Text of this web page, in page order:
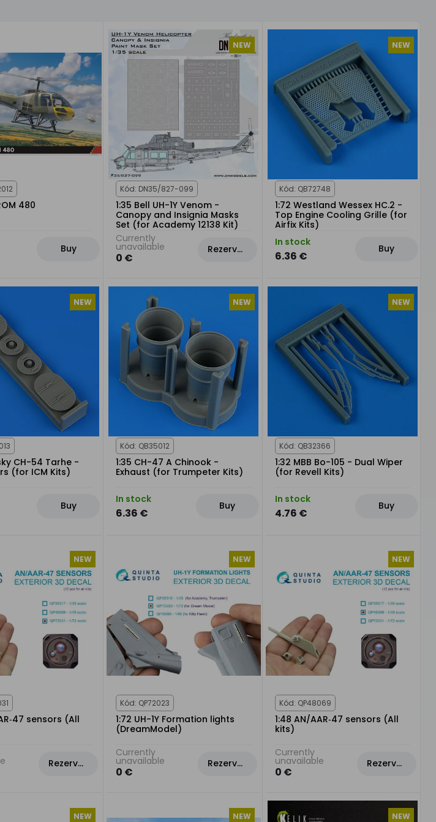
480
Buy
NEW
Kód: DN35/827-099
1:35 Bell UH-1Y Venom -
Canopy and Insignia Masks
Set (for Academy 12138 Kit)
Currently
unavailable
0 €
Rezervovat
NEW
Kód: QB72748
1:72 Westland Wessex HC.2 -
Top Engine Cooling Grille (for
Airfix Kits)
In stock
6.36 €
Buy
NEW
CH-54 Tarhe -
(for ICM Kits)
Buy
NEW
Kód: QB35012
1:35 CH-47 A Chinook -
Exhaust (for Trumpeter Kits)
In stock
6.36 €
Buy
NEW
Kód: QB32366
1:32 MBB Bo-105 - Dual Wiper
(for Revell Kits)
In stock
4.76 €
Buy
NEW
sensors (All
Rezervovat
NEW
Kód: QP72023
1:72 UH-1Y Formation lights
(DreamModel)
Currently
unavailable
0 €
Rezervovat
NEW
Kód: QP48069
1:48 AN/AAR‑47 sensors (All
kits)
Currently
unavailable
0 €
Rezervovat
NEW NEW NEW